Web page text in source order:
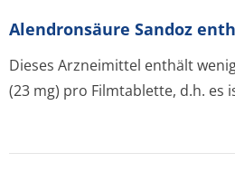
Alendronsäure Sandoz
Dieses Arzneimittel enthält
(23 mg) pro Filmtablette, d.h. es